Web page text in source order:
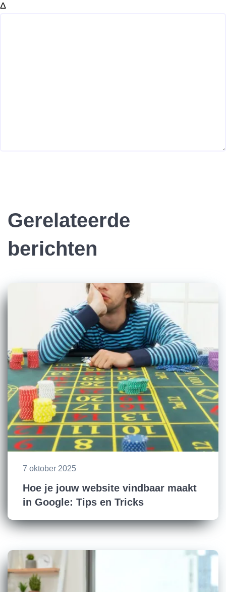
Δ
Gerelateerde
berichten
7 oktober 2025
Hoe je jouw website vindbaar maakt
in Google: Tips en Tricks